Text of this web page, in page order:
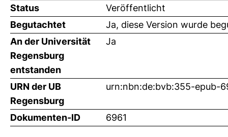
Status
Veröffentlicht
Begutachtet
Ja, diese Version wurde
An der Universität
Regensburg
entstanden
Ja
URN der UB
Regensburg
urn:nbn:de:bvb:355-epub-
Dokumenten-ID 6961